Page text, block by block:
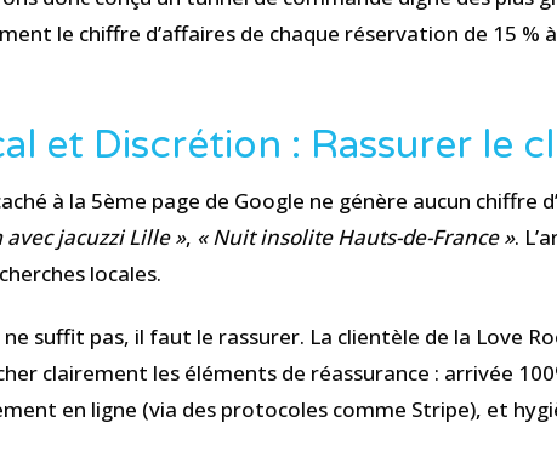
le chiffre d’affaires de chaque réservation de 15 %
et Discrétion : Rassurer le
à la 5ème page de Google ne génère aucun
avec jacuzzi Lille », « Nuit insolite Hauts-de-France ».
locales.
suffit pas, il faut le rassurer. La clientèle de la Love
clairement les éléments de réassurance : arrivée
en ligne (via des protocoles comme Stripe), et